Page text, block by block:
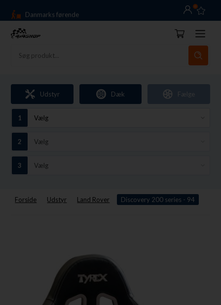
Danmarks førende
14 dages returret
Dag-til-dag levering
Danmarks førende
14 dages returret
0
Udstyr Dæk Fælge
Forside Udstyr Land Rover Discovery 200 series - 94